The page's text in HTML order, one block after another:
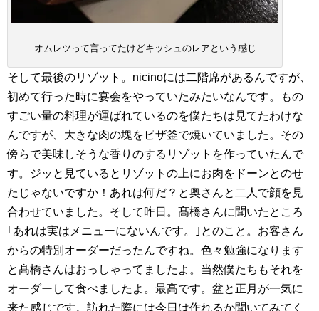
オムレツって言ってたけどキッシュのレアという感じ
そして最後のリゾット。nicinoには二階席があるんですが、
初めて行った時に宴会をやっていたみたいなんです。もの
すごい量の料理が運ばれているのを僕たちは見てたわけな
んですが、大きな肉の塊をピザ釜で焼いていました。その
傍らで美味しそうな香りのするリゾットを作っていたんで
す。ジッと見ているとリゾットの上にお肉をドーンとのせ
たじゃないですか！あれは何だ？と奥さんと二人で顔を見
合わせていました。そして昨日。髙橋さんに聞いたところ
｢あれは実はメニューにないんです。｣とのこと。お客さん
からの特別オーダーだったんですね。色々勉強になります
と髙橋さんはおっしゃってましたよ。当然僕たちもそれを
オーダーして食べましたよ。最高です。盆と正月が一気に
来た感じです。訪れた際には今日は作れるか聞いてみてく